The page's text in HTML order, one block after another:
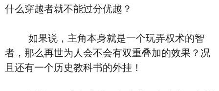
什么穿越者就不能过分优越？
如果说，主角本身就是一个玩弄权术的智
者，那么再世为人会不会有双重叠加的效果？况
且还有一个历史教科书的外挂！